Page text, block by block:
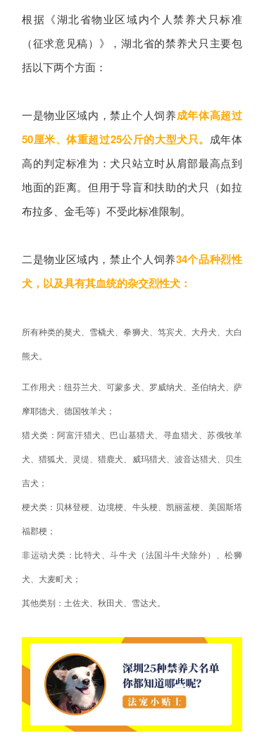
根据《湖北省物业区域内个人禁养犬只标准
（征求意见稿）》，湖北省的禁养犬只主要包
括以下两个方面：
一是物业区域内，禁止个人饲养成年体高超过
50厘米、体重超过25公斤的大型犬只。 成年体
高的判定标准为：犬只站立时从肩部最高点到
地面的距离。但用于导盲和扶助的犬只（如拉
布拉多、金毛等）不受此标准限制。
二是物业区域内，禁止个人饲养34个品种烈性
犬，以及具有其血统的杂交烈性犬：
所有种类的獒犬、雪橇犬、拳狮犬、笃宾犬、大丹犬、大白
熊犬。
工作用犬：纽芬兰犬、可蒙多犬、罗威纳犬、圣伯纳犬、萨
摩耶德犬、德国牧羊犬；
猎犬类：阿富汗猎犬、巴山基猎犬、寻血猎犬、苏俄牧羊
犬、猎狐犬、灵缇、猎鹿犬、威玛猎犬、波音达猎犬、贝生
吉犬；
梗犬类：贝林登梗、边境梗、牛头梗、凯丽蓝梗、美国斯塔
福郡梗；
非运动犬类：比特犬、斗牛犬（法国斗牛犬除外）、松狮
犬、大麦町犬；
其他类别：土佐犬、秋田犬、雪达犬。